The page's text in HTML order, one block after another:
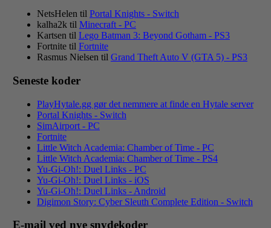
NetsHelen til Portal Knights - Switch
kalha2ktil Minecraft - PC
Kartsen til Lego Batman 3: Beyond Gotham - PS3
Fortnitetil Fortnite
Rasmus Nielsen til Grand Theft Auto V (GTA 5) - PS3
Seneste koder
PlayHytale.gg gør det nemmere at finde en Hytale server
Portal Knights - Switch
SimAirport - PC
Fortnite
Little Witch Academia: Chamber of Time - PC
Little Witch Academia: Chamber of Time - PS4
Yu-Gi-Oh!: Duel Links - PC
Yu-Gi-Oh!: Duel Links - iOS
Yu-Gi-Oh!: Duel Links - Android
Digimon Story: Cyber Sleuth Complete Edition - Switch
E-mail ved nye snydekoder